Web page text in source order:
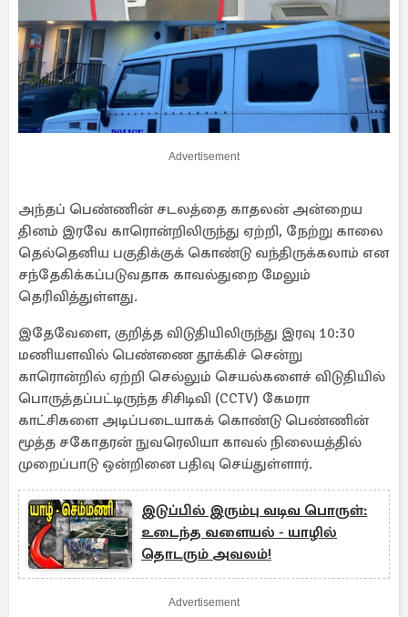
Advertisement
அந்தப் பெண்ணின் சடலத்தை காதலன் அன்றைய
தினம் இரவே காரொன்றிலிருந்து ஏற்றி, நேற்று காலை
தெல்தெனிய பகுதிக்குக் கொண்டு வந்திருக்கலாம் என
சந்தேகிக்கப்படுவதாக காவல்துறை மேலும்
தெரிவித்துள்ளது.
இதேவேளை, குறித்த விடுதியிலிருந்து இரவு 10:30
மணியளவில் பெண்ணை தூக்கிச் சென்று
காரொன்றில் ஏற்றி செல்லும் செயல்களைச் விடுதியில்
பொருத்தப்பட்டிருந்த சிசிடிவி (CCTV) கேமரா
காட்சிகளை அடிப்படையாகக் கொண்டு பெண்ணின்
மூத்த சகோதரன் நுவரெலியா காவல் நிலையத்தில்
முறைப்பாடு ஒன்றினை பதிவு செய்துள்ளார்.
இடுப்பில் இரும்பு வடிவ பொருள்:
உடைந்த வளையல் - யாழில்
தொடரும் அவலம்!
Advertisement